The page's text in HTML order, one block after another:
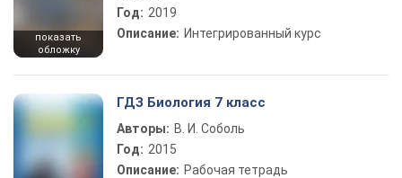
показать
обложку
Год: 2019
Описание: Интегрированный курс
ГДЗ Биология 7 класс
Авторы: В. И. Соболь
Год: 2015
Описание: Рабочая тетрадь